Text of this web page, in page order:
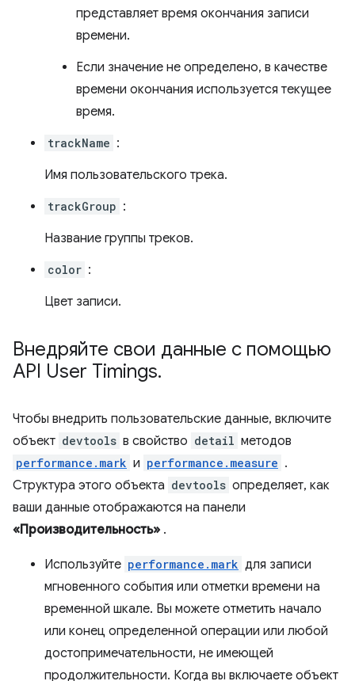
представляет время окончания записи
времени.
Если значение не определено, в качестве
времени окончания используется текущее
время.
trackName :
Имя пользовательского трека.
trackGroup :
Название группы треков.
color :
Цвет записи.
Внедряйте свои данные с помощью
API User Timings.
Чтобы внедрить пользовательские данные, включите
объект devtools в свойство detail методов
performance.mark и performance.measure .
Структура этого объекта devtools определяет, как
ваши данные отображаются на панели
«Производительность» .
Используйте performance.mark для записи
мгновенного события или отметки времени на
временной шкале. Вы можете отметить начало
или конец определенной операции или любой
достопримечательности, не имеющей
продолжительности. Когда вы включаете объект